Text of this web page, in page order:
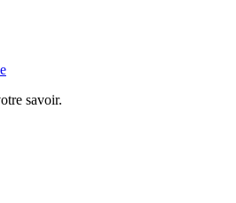
savoir.